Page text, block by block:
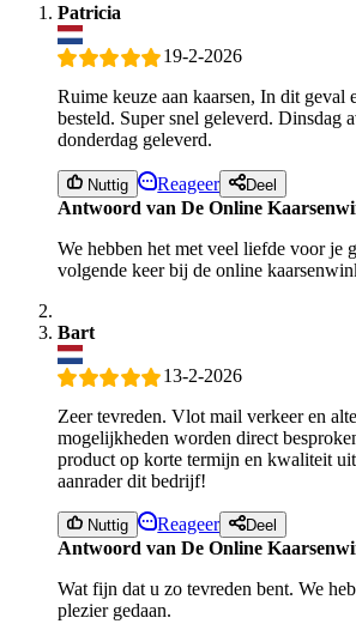
Patricia
19-2-2026
Ruime keuze aan kaarsen, In dit geval
besteld. Super snel geleverd. Dinsdag
donderdag geleverd.
Nuttig Reageer Deel
Antwoord van De Online
We hebben het met veel liefde voor je
volgende keer bij de online
Bart
13-2-2026
Zeer tevreden. Vlot mail verkeer en
mogelijkheden worden direct
product op korte termijn en kwaliteit
aanrader dit bedrijf!
Nuttig Reageer Deel
Antwoord van De Online
Wat fijn dat u zo tevreden bent. We
plezier gedaan.